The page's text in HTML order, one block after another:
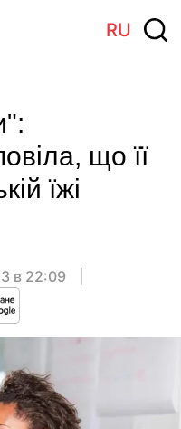
RU
що її
їжі
в 22:09